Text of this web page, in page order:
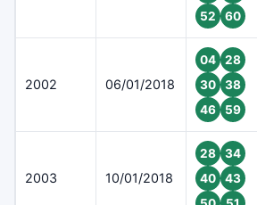
52
60
2002 06/01/2018
04
28
30
38
46
59
2003 10/01/2018
28
34
40
43